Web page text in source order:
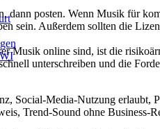
dann posten. Wenn Musik für
sein. Außerdem sollten die
Musik online sind, ist die
unterschreiben und die
Social-Media-Nutzung erlaubt,
Trend-Sound ohne Business-